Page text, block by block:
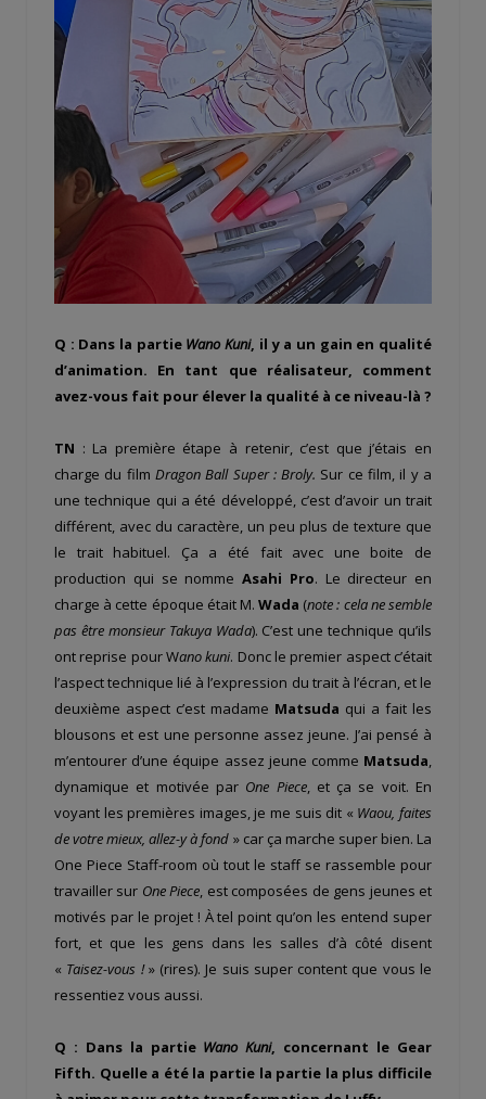
Q : Dans la partie Wano Kuni, il y a un gain en qualité
d’animation. En tant que réalisateur, comment
avez-vous fait pour élever la qualité à ce niveau-là ?
TN : La première étape à retenir, c’est que j’étais en
charge du film Dragon Ball Super : Broly. Sur ce film, il y a
une technique qui a été développé, c’est d’avoir un trait
différent, avec du caractère, un peu plus de texture que
le trait habituel. Ça a été fait avec une boite de
production qui se nomme Asahi Pro. Le directeur en
charge à cette époque était M.Wada (note : cela ne semble
pas être monsieur Takuya Wada). C’est une technique qu’ils
ont reprise pour Wano kuni. Donc le premier aspect c’était
l’aspect technique lié à l’expression du trait à l’écran, et le
deuxième aspect c’est madame Matsuda qui a fait les
blousons et est une personne assez jeune. J’ai pensé à
m’entourer d’une équipe assez jeune comme Matsuda,
dynamique et motivée par One Piece, et ça se voit. En
voyant les premières images, je me suis dit « Waou, faites
de votre mieux, allez-y à fond » car ça marche super bien. La
One Piece Staff-room où tout le staff se rassemble pour
travailler sur One Piece, est composées de gens jeunes et
motivés par le projet ! À tel point qu’on les entend super
fort, et que les gens dans les salles d’à côté disent
« Taisez-vous !» (rires). Je suis super content que vous le
ressentiez vous aussi.
Q : Dans la partie Wano Kuni, concernant le Gear
Fifth. Quelle a été la partie la partie la plus difficile